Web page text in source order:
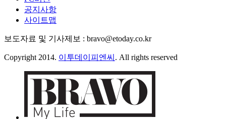
공지사항
사이트맵
보도자료 및 기사제보 : bravo@etoday.co.kr
Copyright 2014. 이투데이피엔씨 . All rights reserved